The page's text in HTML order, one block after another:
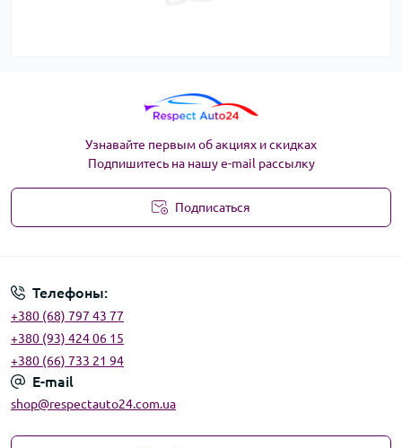
Узнавайте первым об акциях и скидках
Подпишитесь на нашу e-mail рассылку
Подписаться
Телефоны:
+380 (68) 797 43 77
+380 (93) 424 06 15
+380 (66) 733 21 94
E-mail
shop@respectauto24.com.ua